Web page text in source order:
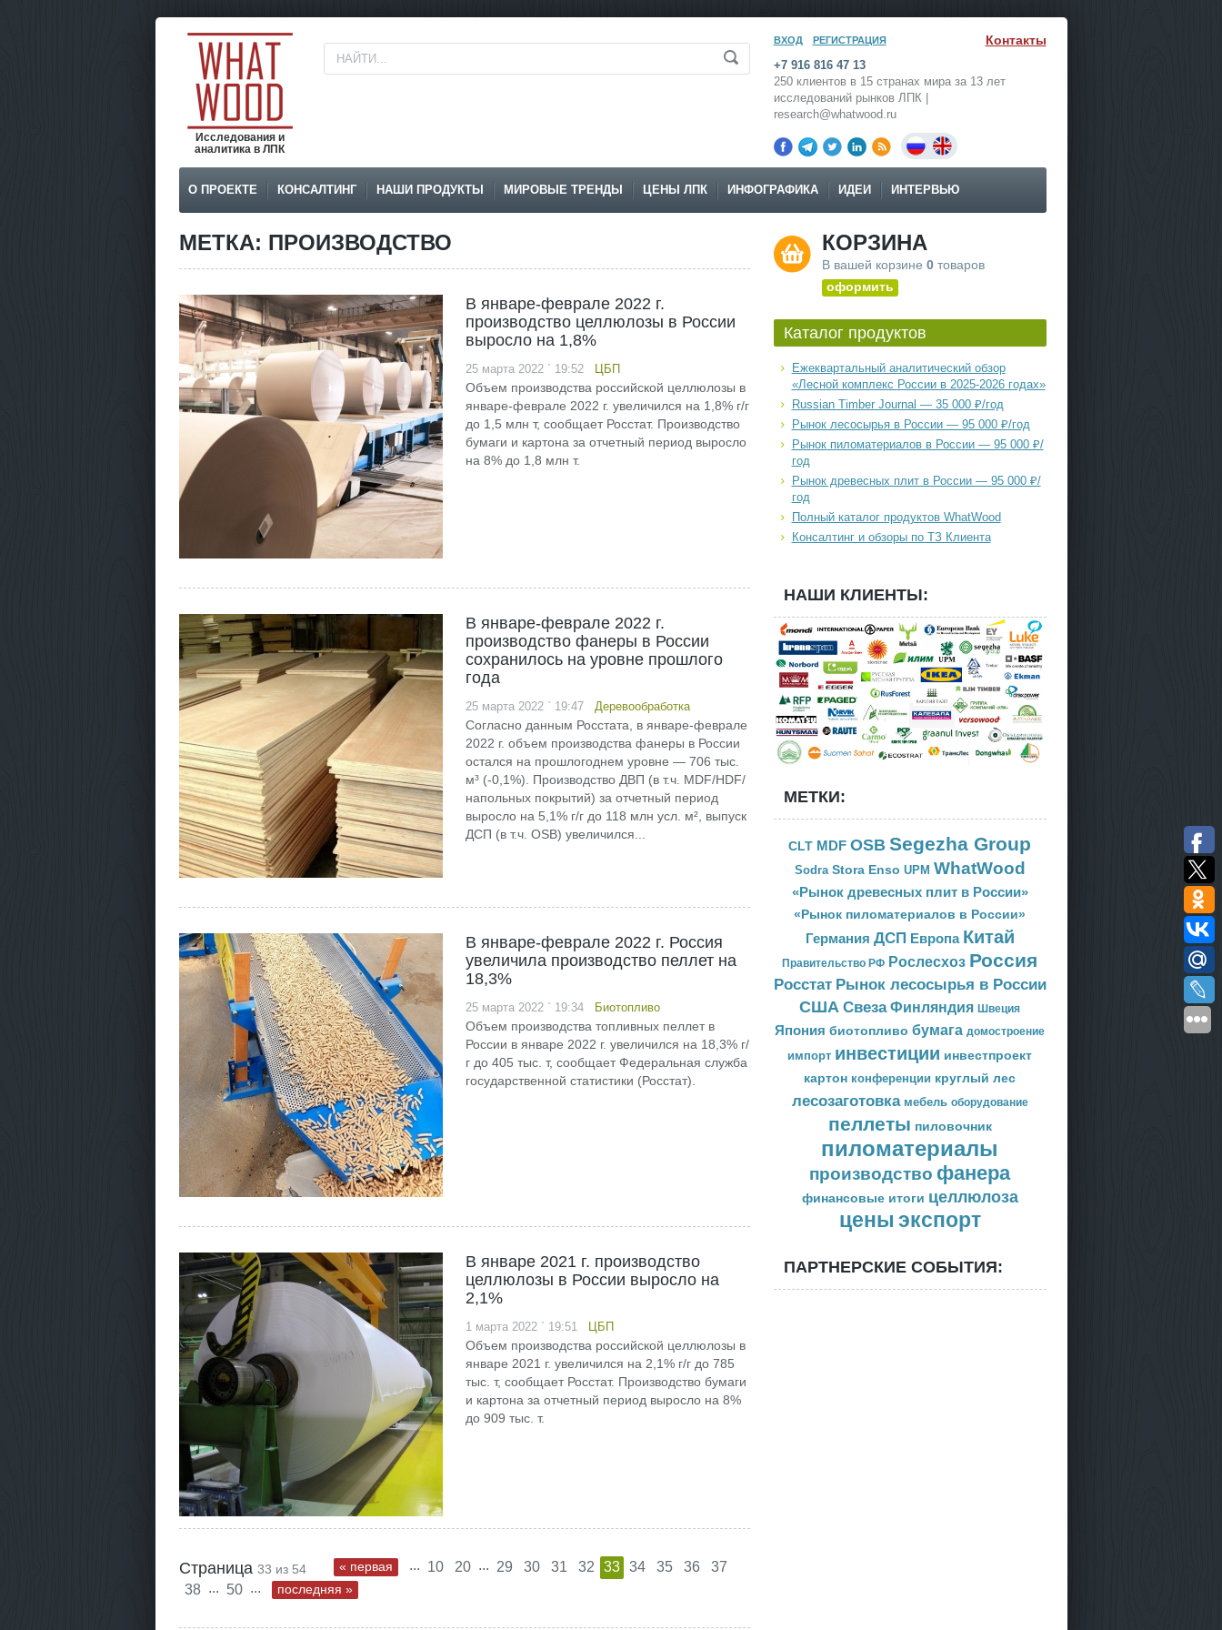
Исследования и
аналитика в ЛПК
ВХОД РЕГИСТРАЦИЯ Контакты
+7 916 816 47 13
250 клиентов в 15 странах мира за 13 лет
исследований рынков ЛПК |
research@whatwood.ru
О ПРОЕКТЕ КОНСАЛТИНГ НАШИ ПРОДУКТЫ МИРОВЫЕ ТРЕНДЫ ЦЕНЫ ЛПК ИНФОГРАФИКА ИДЕИ ИНТЕРВЬЮ
МЕТКА: ПРОИЗВОДСТВО
В январе-феврале 2022 г.
производство целлюлозы в России
выросло на 1,8%
25 марта 2022 ` 19:52 ЦБП
Объем производства российской целлюлозы в
январе-феврале 2022 г. увеличился на 1,8% г/г
до 1,5 млн т, сообщает Росстат. Производство
бумаги и картона за отчетный период выросло
на 8% до 1,8 млн т.
В январе-феврале 2022 г.
производство фанеры в России
сохранилось на уровне прошлого
года
25 марта 2022 ` 19:47 Деревообработка
Согласно данным Росстата, в январе-феврале
2022 г. объем производства фанеры в России
остался на прошлогоднем уровне — 706 тыс.
м³ (-0,1%). Производство ДВП (в т.ч. MDF/HDF/
напольных покрытий) за отчетный период
выросло на 5,1% г/г до 118 млн усл. м², выпуск
ДСП (в т.ч. OSB) увеличился...
В январе-феврале 2022 г. Россия
увеличила производство пеллет на
18,3%
25 марта 2022 ` 19:34 Биотопливо
Объем производства топливных пеллет в
России в январе 2022 г. увеличился на 18,3% г/
г до 405 тыс. т, сообщает Федеральная служба
государственной статистики (Росстат).
В январе 2021 г. производство
целлюлозы в России выросло на
2,1%
1 марта 2022 ` 19:51 ЦБП
Объем производства российской целлюлозы в
январе 2021 г. увеличился на 2,1% г/г до 785
тыс. т, сообщает Росстат. Производство бумаги
и картона за отчетный период выросло на 8%
до 909 тыс. т.
Страница 33 из 54 « первая ... 10 20 ... 29 30 31 32 33 34 35 36
37
38 ... 50 ... последняя »
КОРЗИНА
В вашей корзине 0товаров
оформить
Каталог продуктов
Ежеквартальный аналитический обзор
«Лесной комплекс России в 2025-2026 годах»
Russian Timber Journal — 35 000 ₽/год
Рынок лесосырья в России — 95 000 ₽/год
Рынок пиломатериалов в России — 95 000 ₽/
год
Рынок древесных плит в России — 95 000 ₽/
год
Полный каталог продуктов WhatWood
Консалтинг и обзоры по ТЗ Клиента
НАШИ КЛИЕНТЫ:
МЕТКИ:
CLT MDF OSB Segezha Group
Sodra Stora Enso UPM WhatWood
«Рынок древесных плит в России»
«Рынок пиломатериалов в России»
Германия ДСП Европа Китай
Правительство РФ Рослесхоз Россия
Росстат Рынок лесосырья в России
США Свеза Финляндия Швеция
Япония биотопливо бумага домостроение
импорт инвестиции инвестпроект
картон конференции круглый лес
лесозаготовка мебель оборудование
пеллеты пиловочник
пиломатериалы
производство фанера
финансовые итоги целлюлоза
цены экспорт
ПАРТНЕРСКИЕ СОБЫТИЯ: